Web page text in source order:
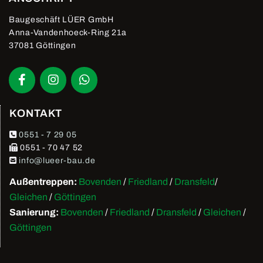
Baugeschäft LÜER GmbH
Anna-Vandenhoeck-Ring 21a
37081 Göttingen
KONTAKT
 0551 - 7 29 05
 0551 - 70 47 52
 info@lueer-bau.de
Außentreppen: Bovenden / Friedland / Dransfeld/
Gleichen / Göttingen
Sanierung: Bovenden / Friedland / Dransfeld / Gleichen /
Göttingen